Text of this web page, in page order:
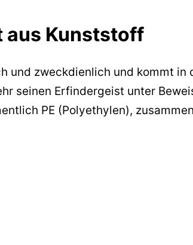
aus Kunststoff
und zweckdienlich und kommt in
seinen Erfindergeist unter
PE (Polyethylen),